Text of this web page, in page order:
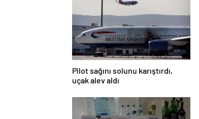
Pilot sağını solunu karıştırdı,
uçak alev aldı